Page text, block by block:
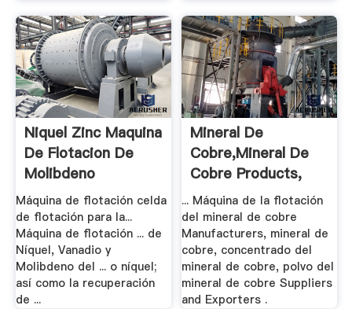
Niquel Zinc Maquina
De Flotacion De
Molibdeno
Máquina de flotación celda
de flotación para la...
Máquina de flotación ... de
Níquel, Vanadio y
Molibdeno del ... o níquel;
así como la recuperación
de ...
Mineral De
Cobre,Mineral De
Cobre Products,
Máquina De La ...
... Máquina de la flotación
del mineral de cobre
Manufacturers, mineral de
cobre, concentrado del
mineral de cobre, polvo del
mineral de cobre Suppliers
and Exporters .